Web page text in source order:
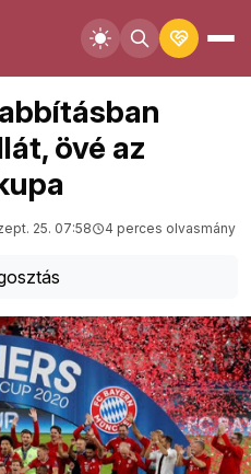
övé az
25. 07:58 4 perces olvasmány